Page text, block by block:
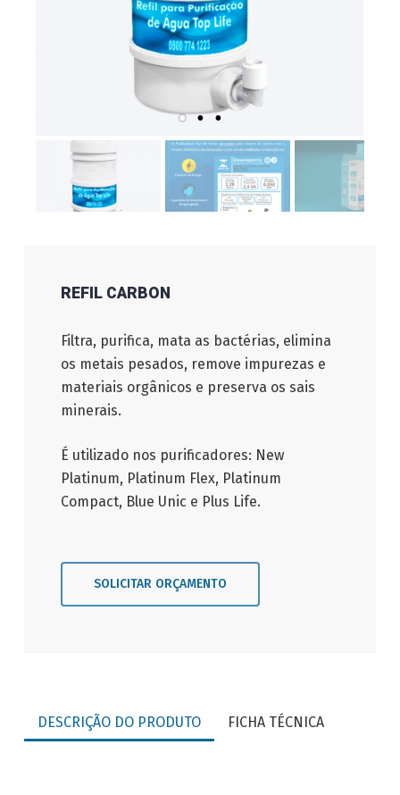
REFIL CARBON
Filtra, purifica, mata as bactérias, elimina
os metais pesados, remove impurezas e
materiais orgânicos e preserva os sais
minerais.
É utilizado nos purificadores: New
Platinum, Platinum Flex, Platinum
Compact, Blue Unic e Plus Life.
SOLICITAR ORÇAMENTO
DESCRIÇÃO DO PRODUTO FICHA TÉCNICA